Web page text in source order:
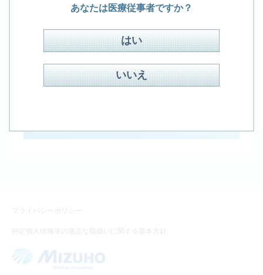
い。
検索方式： OR AND
プライバシーポリシー
特定個人情報等の適正な取扱いに関する基本方針
あなたは医療従事者ですか？
はい
いいえ